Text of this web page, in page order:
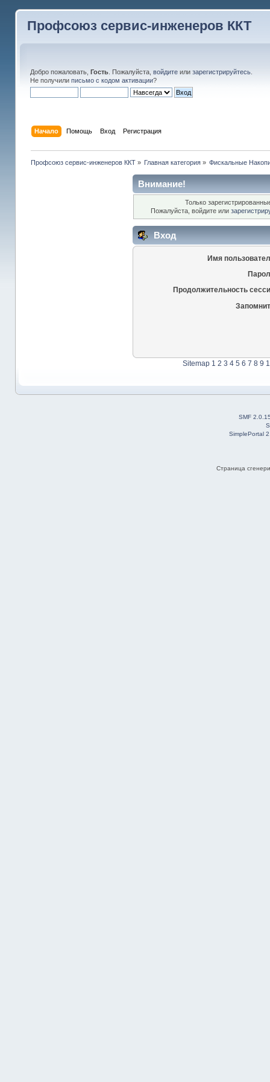
Профсоюз сервис-инженеров ККТ
Добро пожаловать, Гость. Пожалуйста, войдитеили зарегистрируйтесь.
Не получили письмо с кодом активации?
Начало Помощь Вход Регистрация
Профсоюз сервис-инженеров ККТ» Главная категория » Фискальные
Внимание!
Только
Пожалуйста, войдите или
Вход
Имя
Продолжительность
Sitemap 1 2 3 4 5 6 7 8 9
SMF
SimplePortal
Страница